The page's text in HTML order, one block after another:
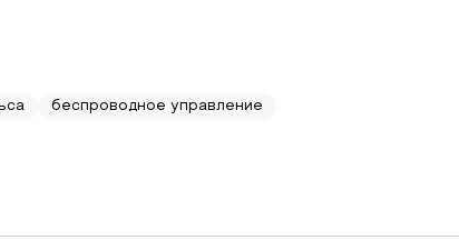
беспроводное управление